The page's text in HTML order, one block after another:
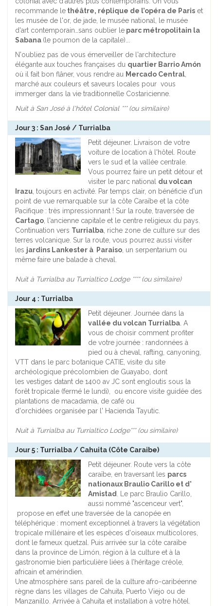
recommande le théâtre, réplique de l’opéra de Paris et
les musée de l'or, de jade, le musée national, le musée
d'art contemporain…sans oublier le parc métropolitain la
Sabana (le poumon de la capitale)...
N'oubliez pas de vous émerveiller de l'architecture
élégante aux touches françaises du quartier Barrio Amón
où il fait bon flâner, vous rendre au Mercado Central,
marché aux couleurs et saveurs locales pour vous
immerger dans la vie traditionnelle Costaricienne.
Nuit à San José à l'hôtel Colonial *** (ou similaire)
Jour 3 : San José / Turrialba
Petit déjeuner. Livraison de votre
voiture de location à l'hôtel. Route
vers le sud et la vallée centrale.
Vous pourrez faire un petit détour et
visiter le parc national du volcan
Irazu, toujours en activité. Par temps clair, on bénéficie d'un
point de vue remarquable sur la côte Caraïbe et la côte
Pacifique : très impressionnant ! Sur la route, traversée de
Cartago, l'ancienne capitale et le centre religieux du pays.
Continuation vers Turrialba, riche zone de culture sur des
terres volcanique. Sur la route, vous pourrez aussi visiter
les jardins Lankester à Paraiso, un serpentarium ou
même faire une balade à cheval.
Nuit à Turrialba au Turrialtico Lodge **** (ou similaire)
Jour 4 : Turrialba
Petit déjeuner. Journée dans la
vallée du volcan Turrialba. A
vous de choisir comment profiter
de votre journée : randonnées à
pied ou à cheval, rafting, canyoning,
VTT dans le parc botanique CATIE, visite du site
archéologique précolombien de Guayabo, dont
les vestiges datant de 1400 av JC sont engloutis sous la
forêt tropicale (fermé le lundi), ou encore visite guidée des
plantations de macadamia, de café ou
d'orchidées organisée par l' Hacienda Tayutic.
Nuit à Turrialba au Turrialtico Lodge*** (ou similaire)
Jour 5 : Turrialba / Cahuita (Côte Caraibe)
Petit déjeuner. Route vers la côte
caraïbe, en traversant les parcs
nationaux Braulio Carillo et d'
Amistad. Le parc Braulio Carillo,
aussi nommé "ascenceur vert",
propose en effet une traversée de la canopée en
téléphérique : moment exceptionnel à travers la végétation
tropicale millénaire et les espèces d'oiseaux multicolores,
dont le fameux quetzal. Puis arrivée sur la côte caraïbe
dans la province de Limón, région à la culture et à la
gastronomie bien particulière liées à l’héritage créole,
africain et amérindien.
Une atmosphère sans pareil de la culture afro-caribéenne
règne dans les villages de Cahuita, Puerto Viejo ou de
Manzanillo. Arrivée à Cahuita et installation à votre hôtel.